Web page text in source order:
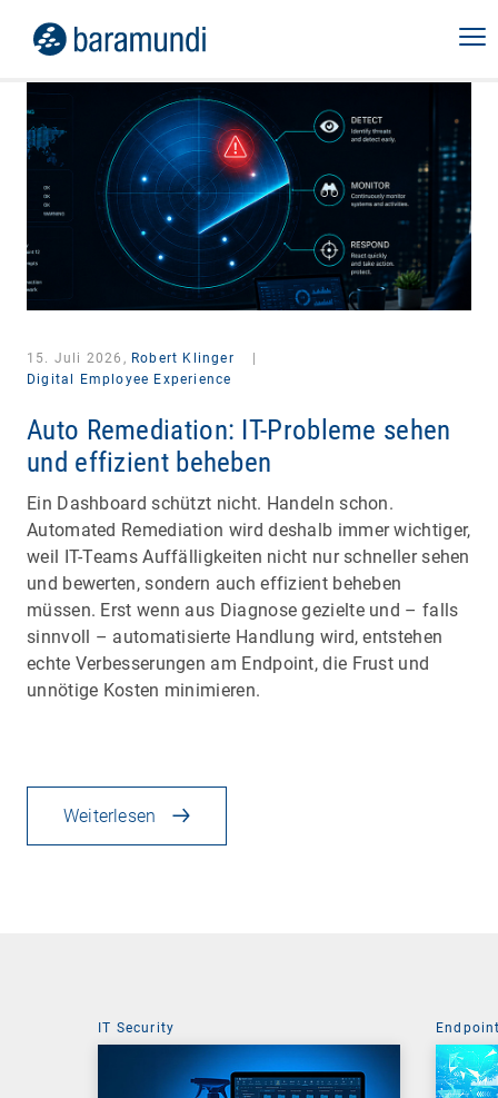
15. Juli 2026, Robert Klinger
Digital Employee Experience
Auto Remediation: IT-Probleme sehen
und effizient beheben
Ein Dashboard schützt nicht. Handeln schon.
Automated Remediation wird deshalb immer wichtiger,
weil IT-Teams Auffälligkeiten nicht nur schneller sehen
und bewerten, sondern auch effizient beheben
müssen. Erst wenn aus Diagnose gezielte und – falls
sinnvoll – automatisierte Handlung wird, entstehen
echte Verbesserungen am Endpoint, die Frust und
unnötige Kosten minimieren.
Weiterlesen
IT Security